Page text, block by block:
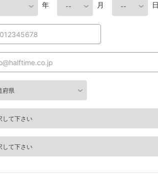
年 月